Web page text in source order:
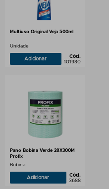
Multiuso Original Veja 500ml
Unidade
Adicionar
Cód.
101930
Pano Bobina Verde 28X300M
Profix
Bobina
Adicionar
Cód.
3688